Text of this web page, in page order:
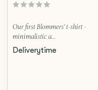
Our first Blommers' t-shirt -
minimalistic a...
Deliverytime